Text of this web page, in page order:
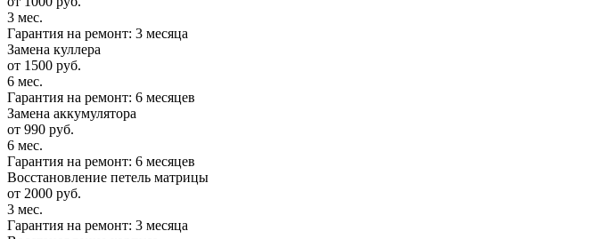
3 мес.
Гарантия на ремонт: 3 месяца
Замена куллера
от 1500 руб.
6 мес.
Гарантия на ремонт: 6 месяцев
Замена аккумулятора
от 990 руб.
6 мес.
Гарантия на ремонт: 6 месяцев
Восстановление петель матрицы
от 2000 руб.
3 мес.
Гарантия на ремонт: 3 месяца